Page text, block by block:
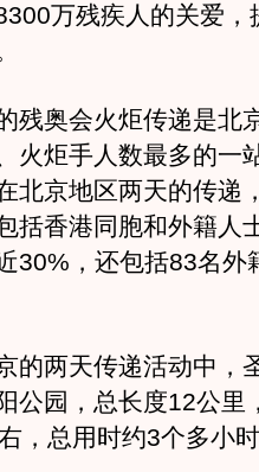
万残疾人的关爱，
奥会火炬传递是北
火炬手人数最多的一
北京地区两天的传递
括香港同胞和外籍人
30%，还包括83名外
两天传递活动中，
公园，总长度12公里
，总用时约3个多小